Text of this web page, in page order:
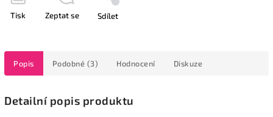
Tisk Zeptat se Sdílet
Popis Podobné (3) Hodnocení Diskuze
Detailní popis produktu